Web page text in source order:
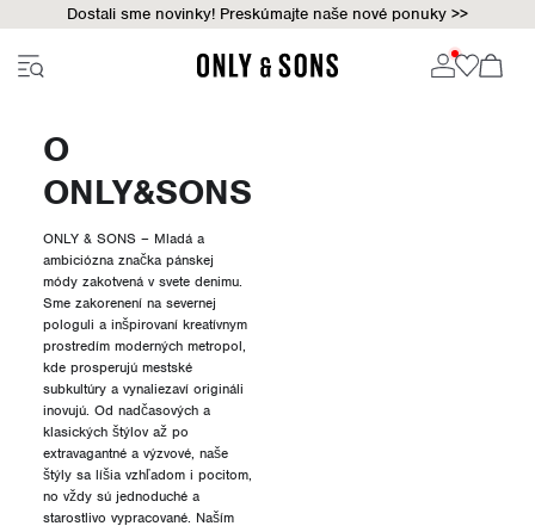
Dostali sme novinky! Preskúmajte naše nové ponuky >>
O
ONLY&SONS
ONLY & SONS – Mladá a
ambiciózna značka pánskej
módy zakotvená v svete denimu.
Sme zakorenení na severnej
pologuli a inšpirovaní kreatívnym
prostredím moderných metropol,
kde prosperujú mestské
subkultúry a vynaliezaví origináli
inovujú. Od nadčasových a
klasických štýlov až po
extravagantné a výzvové, naše
štýly sa líšia vzhľadom i pocitom,
no vždy sú jednoduché a
starostlivo vypracované. Naším